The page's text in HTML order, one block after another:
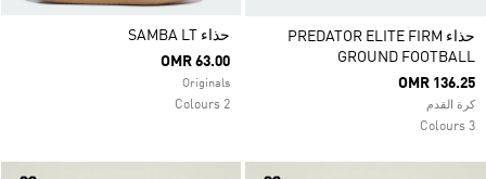
حذاء PREDATOR ELITE FIRM
GROUND FOOTBALL
OMR 136.25
كرة القدم
3 Colours
حذاء SAMBA LT
OMR 63.00
Originals
2 Colours